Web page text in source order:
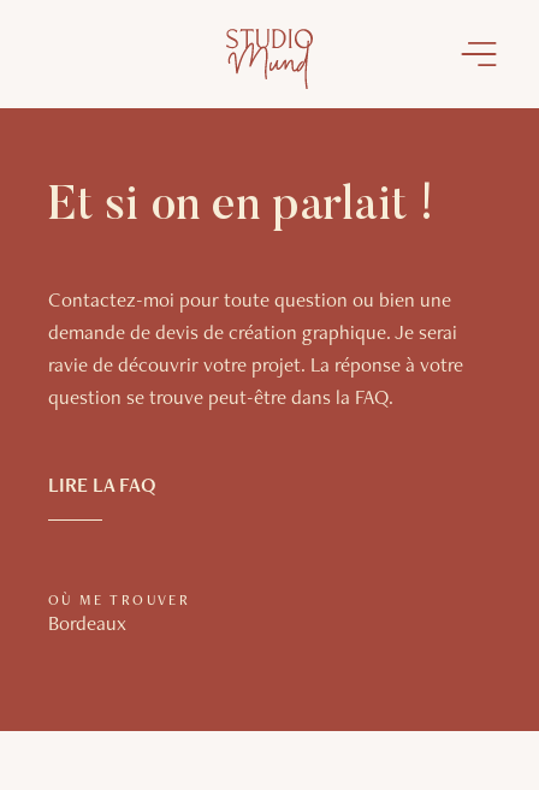
Et si on en parlait !
Contactez-moi pour toute question ou bien une
demande de devis de création graphique. Je serai
ravie de découvrir votre projet. La réponse à votre
question se trouve peut-être dans la FAQ.
LIRE LA FAQ
OÙ ME TROUVER
Bordeaux